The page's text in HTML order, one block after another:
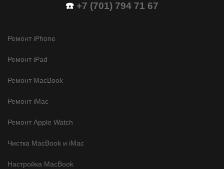
☎️ +7 (701) 794 71 67
Ремонт iPhone
Ремонт iPad
Ремонт MacBook
Ремонт iMac
Ремонт Apple Watch
Чистка MacBook и iMac
Настройка MacBook